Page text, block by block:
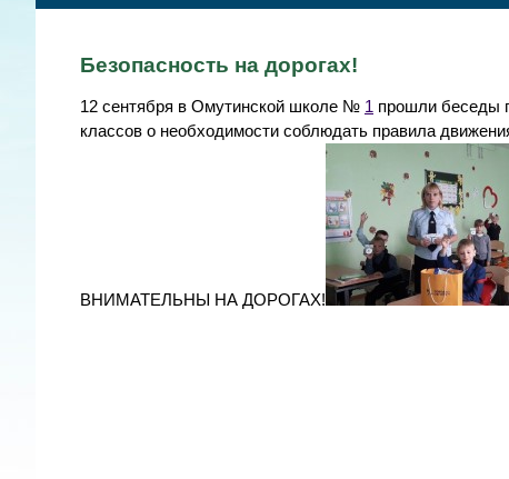
Безопасность на дорогах!
12 сентября в Омутинской школе № 1 прошли беседы
классов о необходимости соблюдать правила
ВНИМАТЕЛЬНЫ НА ДОРОГАХ!